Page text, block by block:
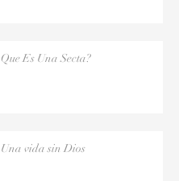
Que Es Una Secta?
Una vida sin Dios